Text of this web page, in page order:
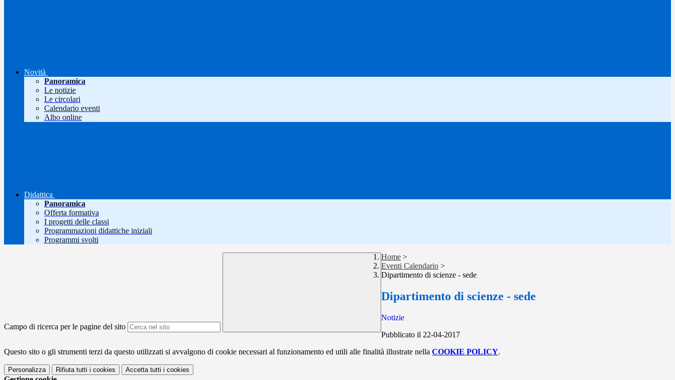
Novità
Panoramica
Le notizie
Le circolari
Calendario eventi
Albo online
Didattica
Panoramica
Offerta formativa
I progetti delle classi
Programmazioni didattiche iniziali
Programmi svolti
Campo di ricerca per le pagine del sito
Home >
Eventi Calendario >
Dipartimento di scienze - sede
Dipartimento di scienze - sede
Notizie
Pubblicato il 22-04-2017
Questo sito o gli strumenti terzi da questo utilizzati si avvalgono di cookie necessari al funzionamento ed utili alle finalità illustrate nella COOKIE POLICY.
Personalizza Rifiuta tutti i cookies Accetta tutti i cookies